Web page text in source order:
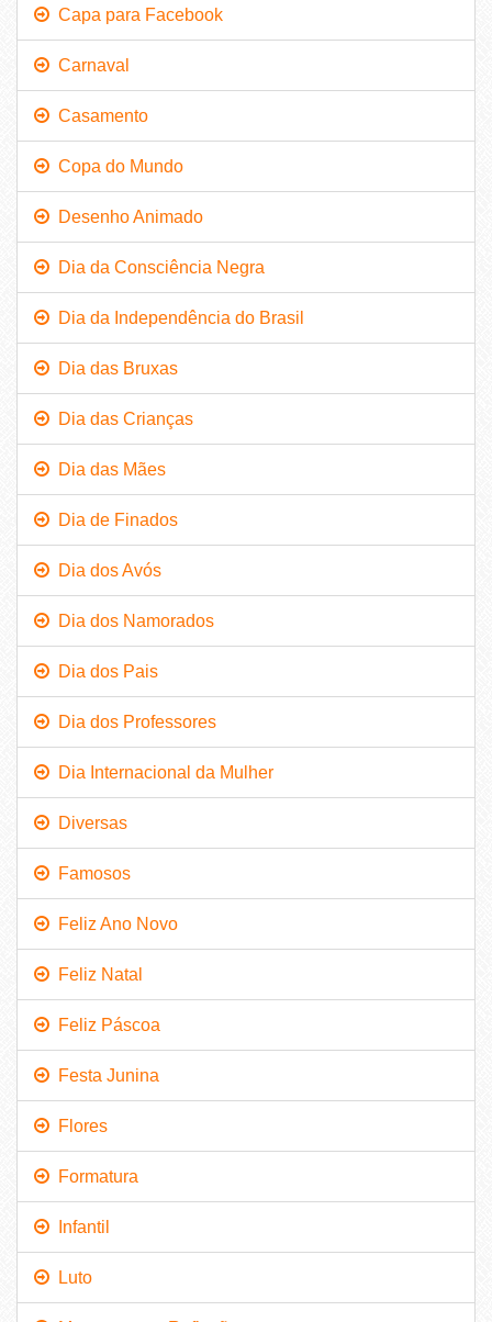
Capa para Facebook
Carnaval
Casamento
Copa do Mundo
Desenho Animado
Dia da Consciência Negra
Dia da Independência do Brasil
Dia das Bruxas
Dia das Crianças
Dia das Mães
Dia de Finados
Dia dos Avós
Dia dos Namorados
Dia dos Pais
Dia dos Professores
Dia Internacional da Mulher
Diversas
Famosos
Feliz Ano Novo
Feliz Natal
Feliz Páscoa
Festa Junina
Flores
Formatura
Infantil
Luto